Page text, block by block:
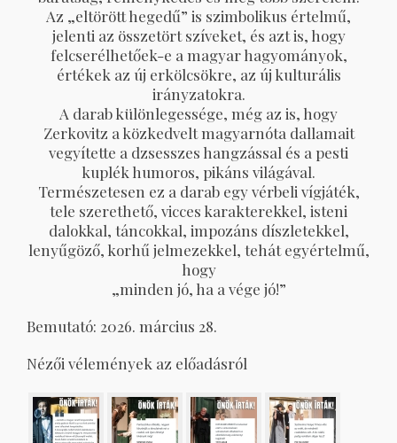
Az „eltörött hegedű” is szimbolikus értelmű,
jelenti az összetört szíveket, és azt is, hogy
felcserélhetőek-e a magyar hagyományok,
értékek az új erkölcsökre, az új kulturális
irányzatokra.
A darab különlegessége, még az is, hogy
Zerkovitz a közkedvelt magyarnóta dallamait
vegyítette a dzsesszes hangzással és a pesti
kuplék humoros, pikáns világával.
Természetesen ez a darab egy vérbeli vígjáték,
tele szerethető, vicces karakterekkel, isteni
dalokkal, táncokkal, impozáns díszletekkel,
lenyűgöző, korhű jelmezekkel, tehát egyértelmű,
hogy
„minden jó, ha a vége jó!”
Bemutató: 2026. március 28.
Nézői vélemények az előadásról